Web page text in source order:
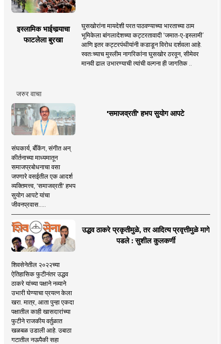
इस्लामिक भाईचार्‍याचा
फाटलेला बुरखा
घुसखोरांना मायदेशी परत पाठवण्याच्या भारताच्या ठाम
भूमिकेला बांगलादेशच्या कट्टरतावादी ‘जमात-ए-इस्लामी’
आणि इतर कट्टरपंथीयांनी कडाडून विरोध दर्शवला आहे.
स्वतःच्याच मुस्लीम नागरिकांना घुसखोर ठरवून, सीमेवर
मानवी ढाल उभारण्याची त्यांची वल्गना ही जागतिक ..
जरुर वाचा
'समाजव्रती' हभप सुयोग आपटे
संघकार्य, बँकिंग, संगीत अन्
कीर्तनाच्या माध्यमातून
समाजप्रबोधनाचा वसा
जपणारे वसईतील एक आदर्श
व्यक्तिमत्त्व, 'समाजव्रती' हभप
सुयोग आपटे यांचा
जीवनप्रवास.....
उद्धव ठाकरे प्रकृतीमुळे, तर आदित्य प्रवृत्तीमुळे मागे
पडले : सुशील कुलकर्णी
शिवसेनेतील २०२२च्या
ऐतिहासिक फुटीनंतर उद्धव
ठाकरे यांच्या पक्षाने नव्याने
उभारी घेण्याचा प्रयत्न केला
खरा. मात्र, आता पुन्हा एकदा
पक्षातील काही खासदारांच्या
फुटीने राजकीय वर्तुळात
खळबळ उडाली आहे. उबाठा
गटातील नऊपैकी सहा